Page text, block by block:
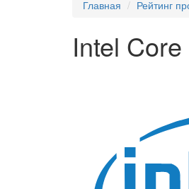
Главная Рейтинг
Intel